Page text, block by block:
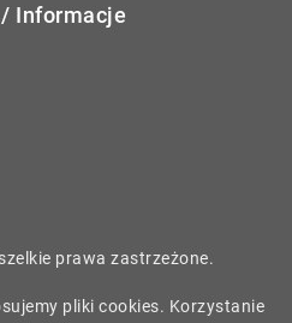
Informacje
prawa zastrzeżone.
pliki cookies. Korzystanie